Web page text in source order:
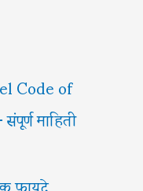
Code of
माहिती